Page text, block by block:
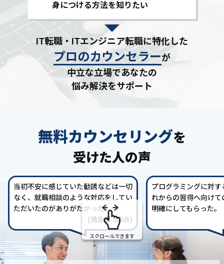
身につける方法を知りたい
IT転職・ITエンジニア転職に特化した
プロのカウンセラーが
中立な立場であなたの
悩み解決をサポート
無料カウンセリングを
受けた人の声
当初不安に感じていた勧誘などは一切
なく、就職相談のような対応をしてい
ただいたのがありがたかった。
(満足度 5/5点)
プログラミングに対
れからの習得へ向け
明確にしてもらった。
スクロールできます